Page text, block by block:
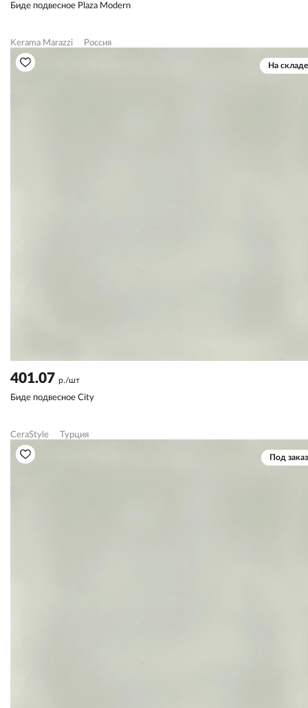
Биде подвесное Plaza Modern
Kerama Marazzi Россия
На складе
401.07 р./шт
Биде подвесное City
CeraStyle Турция
Под заказ